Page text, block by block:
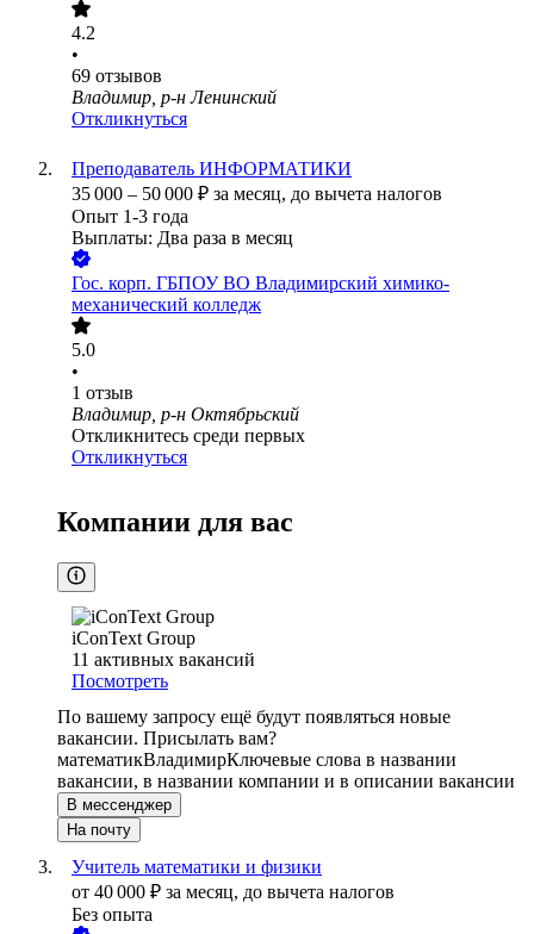
4.2
•
69 отзывов
Владимир, р-н Ленинский
Откликнуться
Преподаватель ИНФОРМАТИКИ
35 000 – 50 000 ₽ за месяц, до вычета налогов
Опыт 1-3 года
Выплаты: Два раза в месяц
Гос. корп. ГБПОУ ВО Владимирский химико-
механический колледж
5.0
•
1 отзыв
Владимир, р-н Октябрьский
Откликнитесь среди первых
Откликнуться
Компании для вас
iConText Group
11 активных вакансий
Посмотреть
По вашему запросу ещё будут появляться новые
вакансии. Присылать вам?
математикВладимирКлючевые слова в названии
вакансии, в названии компании и в описании вакансии
В мессенджер
На почту
Учитель математики и физики
от 40 000 ₽ за месяц, до вычета налогов
Без опыта